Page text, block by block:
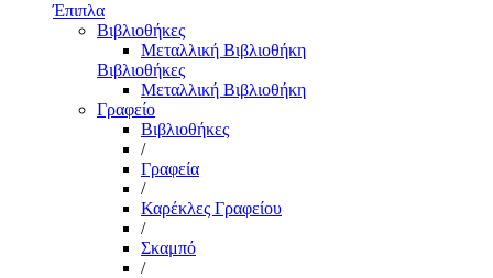
Έπιπλα
Βιβλιοθήκες
Μεταλλική Βιβλιοθήκη
Βιβλιοθήκες
Μεταλλική Βιβλιοθήκη
Γραφείο
Βιβλιοθήκες
/
Γραφεία
/
Καρέκλες Γραφείου
/
Σκαμπό
/